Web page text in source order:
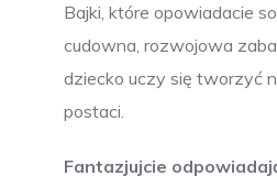
Bajki, które opowiadacie
cudowna, rozwojowa
dziecko uczy się tworzyć
postaci.
Fantazjujcie